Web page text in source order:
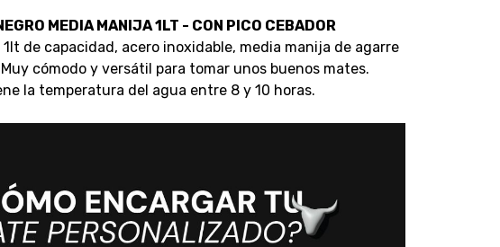
MEDIA MANIJA 1LT - CON PICO CEBADOR
1lt de capacidad, acero inoxidable, media manija de agarre
cómodo y versátil para tomar unos buenos mates.
la temperatura del agua entre 8 y 10 horas.